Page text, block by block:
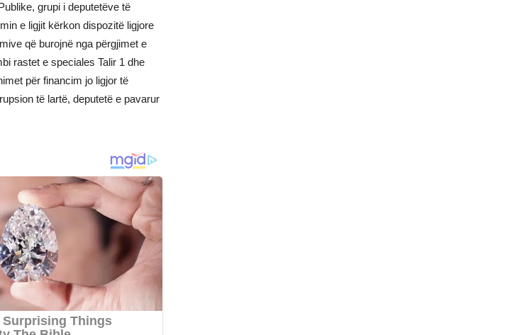
grupi i deputetëve të
e ligjit kërkon dispozitë ligjore
që burojnë nga përgjimet e
rastet e speciales Talir 1 dhe
për financim jo ligjor të
të lartë, deputetë e pavarur